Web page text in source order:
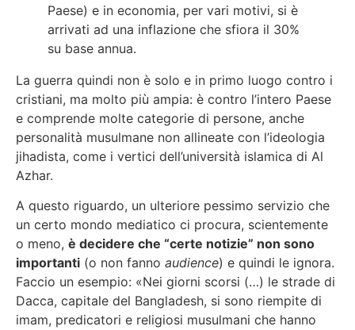
Paese) e in economia, per vari motivi, si è
arrivati ad una inflazione che sfiora il 30%
su base annua.
La guerra quindi non è solo e in primo luogo contro i
cristiani, ma molto più ampia: è contro l’intero Paese
e comprende molte categorie di persone, anche
personalità musulmane non allineate con l’ideologia
jihadista, come i vertici dell’università islamica di Al
Azhar.
A questo riguardo, un ulteriore pessimo servizio che
un certo mondo mediatico ci procura, scientemente
o meno, è decidere che “certe notizie” non sono
importanti (o non fanno audience) e quindi le ignora.
Faccio un esempio: «Nei giorni scorsi (…) le strade di
Dacca, capitale del Bangladesh, si sono riempite di
imam, predicatori e religiosi musulmani che hanno